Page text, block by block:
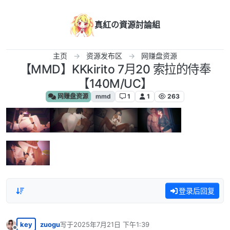
真紅の資源討論組
主页 资源发布区 网赚盘资源
【MMD】KKkirito 7月20 索拉的侍奉
【140M/UC】
网赚盘资源 mmd 1 1 263
登录后回复
key zuogu写于2025年7月21日 下午1:39